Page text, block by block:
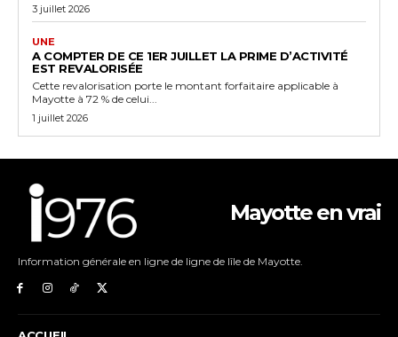
3 juillet 2026
UNE
A COMPTER DE CE 1ER JUILLET LA PRIME D’ACTIVITÉ
EST REVALORISÉE
Cette revalorisation porte le montant forfaitaire applicable à
Mayotte à 72 % de celui...
1 juillet 2026
Mayotte en vrai
Information générale en ligne de ligne de lîle de Mayotte.